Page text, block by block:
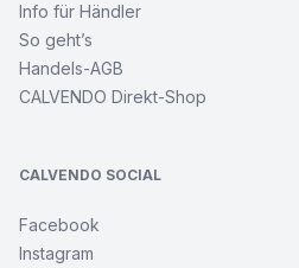
Info für Händler
So geht’s
Handels-AGB
CALVENDO Direkt-Shop
CALVENDO SOCIAL
Facebook
Instagram